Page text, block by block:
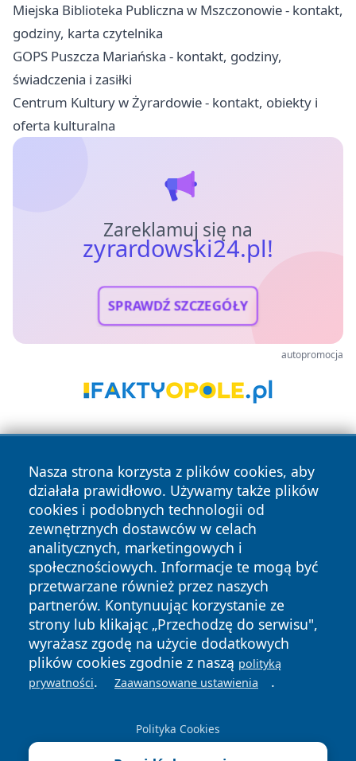
Miejska Biblioteka Publiczna w Mszczonowie - kontakt,
godziny, karta czytelnika
GOPS Puszcza Mariańska - kontakt, godziny,
świadczenia i zasiłki
Centrum Kultury w Żyrardowie - kontakt, obiekty i
oferta kulturalna
Zareklamuj się na
zyrardowski24.pl!
SPRAWDŹ SZCZEGÓŁY
autopromocja
Nasza strona korzysta z plików cookies, aby
działała prawidłowo. Używamy także plików
cookies i podobnych technologii od
zewnętrznych dostawców w celach
analitycznych, marketingowych i
społecznościowych. Informacje te mogą być
przetwarzane również przez naszych
partnerów. Kontynuując korzystanie ze
strony lub klikając „Przechodzę do serwisu",
wyrażasz zgodę na użycie dodatkowych
plików cookies zgodnie z naszą polityką
prywatności. Zaawansowane ustawienia .
Polityka Cookies
Copyright © 2026 zyrardowski24.pl Wszystkie prawa
zastrzeżone.
News Autorzy
Polityka
Prywatności
Polityka
Cookies